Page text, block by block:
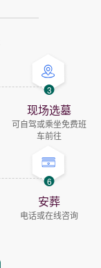
3
现场选墓
可自驾或乘坐免费班
车前往
6
安葬
电话或在线咨询